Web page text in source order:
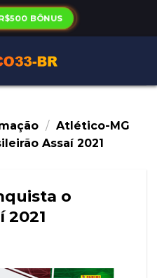
BÔNUS
/ Atlético-MG
Assaí 2021
o
2021